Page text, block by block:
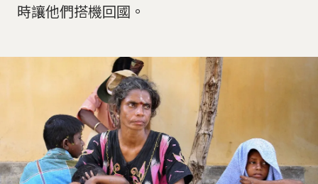
時讓他們搭機回國。